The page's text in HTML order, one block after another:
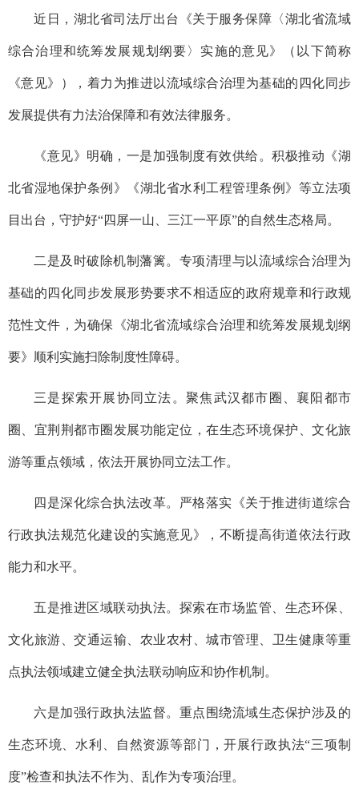
近日，湖北省司法厅出台《关于服务保障〈湖北省流域
综合治理和统筹发展规划纲要〉实施的意见》（以下简称
《意见》），着力为推进以流域综合治理为基础的四化同步
发展提供有力法治保障和有效法律服务。
《意见》明确， 一是加强制度有效供给。积极推动《湖
北省湿地保护条例》《湖北省水利工程管理条例》等立法项
目出台，守护好“四屏一山、三江一平原”的自然生态格局。
二是及时破除机制藩篱。 专项清理与以流域综合治理为
基础的四化同步发展形势要求不相适应的政府规章和行政规
范性文件，为确保《湖北省流域综合治理和统筹发展规划纲
要》顺利实施扫除制度性障碍。
三是探索开展协同立法。 聚焦武汉都市圈、襄阳都市
圈、宜荆荆都市圈发展功能定位，在生态环境保护、文化旅
游等重点领域，依法开展协同立法工作。
四是深化综合执法改革。 严格落实《关于推进街道综合
行政执法规范化建设的实施意见》，不断提高街道依法行政
能力和水平。
五是推进区域联动执法。 探索在市场监管、生态环保、
文化旅游、交通运输、农业农村、城市管理、卫生健康等重
点执法领域建立健全执法联动响应和协作机制。
六是加强行政执法监督。 重点围绕流域生态保护涉及的
生态环境、水利、自然资源等部门，开展行政执法“三项制
度”检查和执法不作为、乱作为专项治理。